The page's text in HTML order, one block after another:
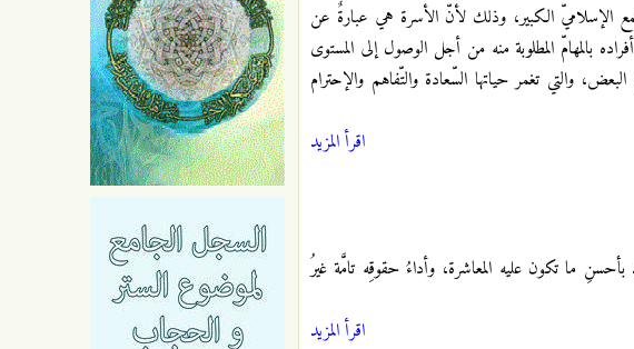
الإسلاميّ الكبير، وذلك لأنّ الأسرة هي عبارةٌ عن
بالمهامّ المطلوبة منه من أجل الوصول إلى المستوى
والتي تغمر حياتها السّعادة والتّفاهم والإحترام
اقرأ المزيد
ما تكون عليه المعاشرة، وأداءُ حقوقِه تامَّة غيرُ
اقرأ المزيد